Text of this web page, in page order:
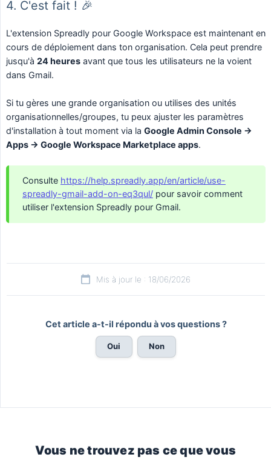
4. C'est fait ! 🎉
L'extension Spreadly pour Google Workspace est maintenant en
cours de déploiement dans ton organisation. Cela peut prendre
jusqu'à 24 heures avant que tous les utilisateurs ne la voient
dans Gmail.
Si tu gères une grande organisation ou utilises des unités
organisationnelles/groupes, tu peux ajuster les paramètres
d'installation à tout moment via la Google Admin Console →
Apps → Google Workspace Marketplace apps.
Consulte https://help.spreadly.app/en/article/use-
spreadly-gmail-add-on-eq3qul/ pour savoir comment
utiliser l'extension Spreadly pour Gmail.
Mis à jour le : 18/06/2026
Cet article a-t-il répondu à vos questions ?
Oui Non
Vous ne trouvez pas ce que vous